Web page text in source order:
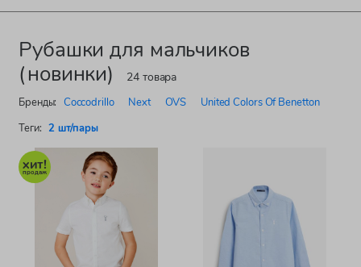
Рубашки для мальчиков
(новинки)
24 товара
Бренды: Coccodrillo Next OVS
United Colors Of Benetton
Теги: 2 шт/пары